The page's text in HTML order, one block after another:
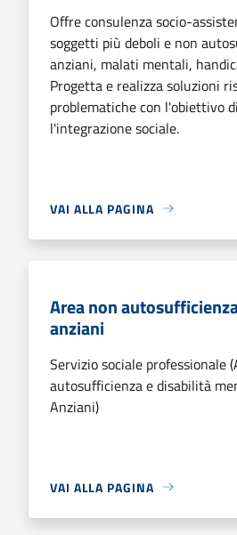
Offre consulenza socio-
soggetti più deboli e non
anziani, malati mentali,
Progetta e realizza soluzioni
problematiche con l'obiettivo
l'integrazione sociale.
VAI ALLA PAGINA
Area non
anziani
Servizio sociale professionale
autosufficienza e disabilità
Anziani)
VAI ALLA PAGINA